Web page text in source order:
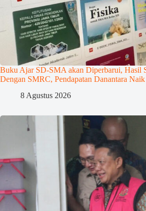
Buku Ajar SD-SMA akan Diperbarui, Hasil
Dengan SMRC, Pendapatan Danantara
8 Agustus 2026